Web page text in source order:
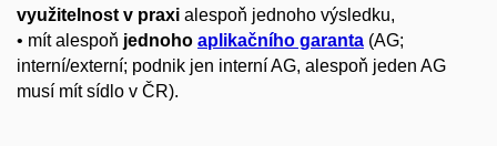
využitelnost v praxi alespoň jednoho výsledku,
• mít alespoň jednoho aplikačního garanta (AG;
interní/externí; podnik jen interní AG, alespoň jeden AG
musí mít sídlo v ČR).